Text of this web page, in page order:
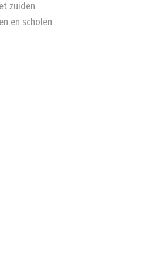
zuiden
en scholen